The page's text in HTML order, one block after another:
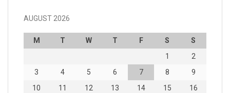
AUGUST 2026
M T W T F S
S
1
2
3
4 5 6 7 8
9
10
11 12 13 14 15
16